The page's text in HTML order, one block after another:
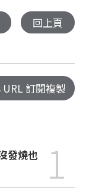
回上頁
訂閱複製
1